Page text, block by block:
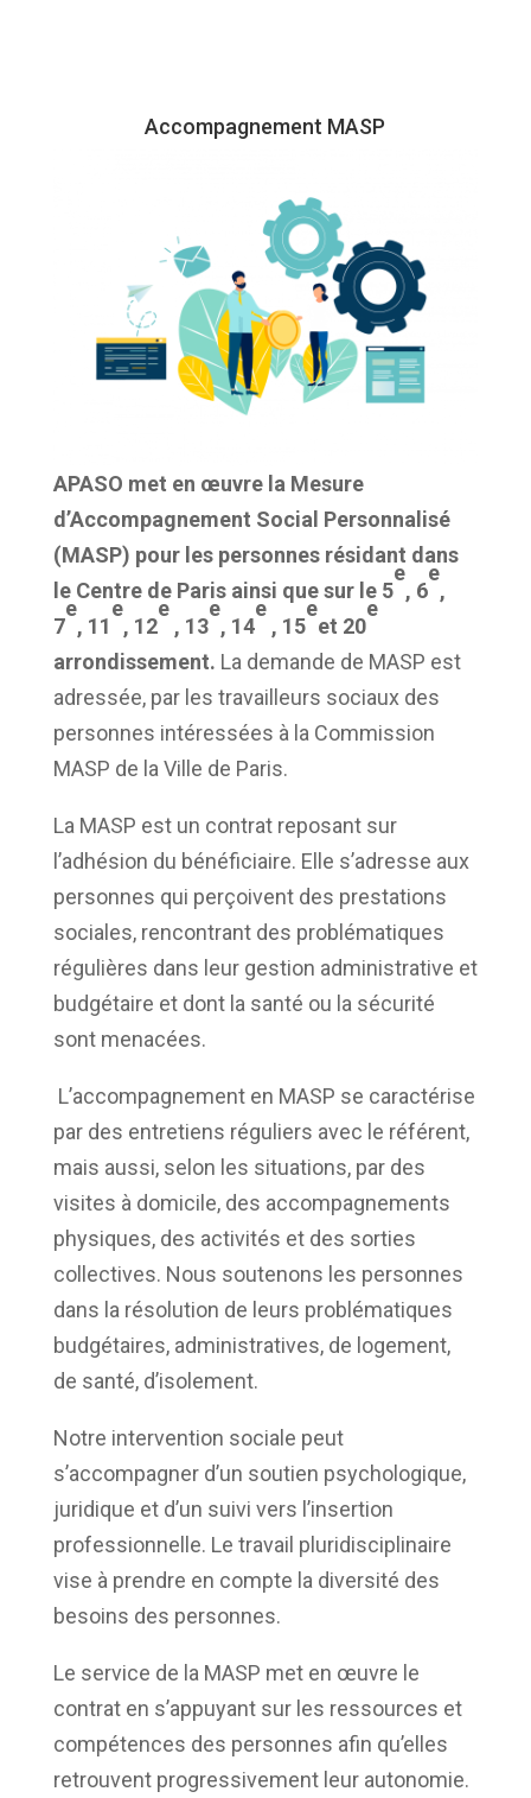
Accompagnement MASP
APASO met en œuvre la Mesure
d’Accompagnement Social Personnalisé
(MASP) pour les personnes résidant dans
le Centre de Paris ainsi que sur le 5
e
, 6
e
,
7
e
, 11
e
, 12
e
, 13
e
, 14
e
, 15
e
et 20
e
arrondissement. La demande de MASP est
adressée, par les travailleurs sociaux des
personnes intéressées à la Commission
MASP de la Ville de Paris.
La MASP est un contrat reposant sur
l’adhésion du bénéficiaire. Elle s’adresse aux
personnes qui perçoivent des prestations
sociales, rencontrant des problématiques
régulières dans leur gestion administrative et
budgétaire et dont la santé ou la sécurité
sont menacées.
L’accompagnement en MASP se caractérise
par des entretiens réguliers avec le référent,
mais aussi, selon les situations, par des
visites à domicile, des accompagnements
physiques, des activités et des sorties
collectives. Nous soutenons les personnes
dans la résolution de leurs problématiques
budgétaires, administratives, de logement,
de santé, d’isolement.
Notre intervention sociale peut
s’accompagner d’un soutien psychologique,
juridique et d’un suivi vers l’insertion
professionnelle. Le travail pluridisciplinaire
vise à prendre en compte la diversité des
besoins des personnes.
Le service de la MASP met en œuvre le
contrat en s’appuyant sur les ressources et
compétences des personnes afin qu’elles
retrouvent progressivement leur autonomie.